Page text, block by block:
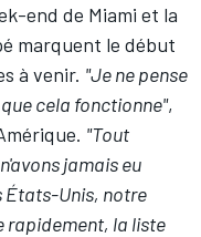
end de Miami et la
marquent le début
à venir. "Je ne pense
cela fonctionne",
"Tout
jamais eu
États-Unis, notre
rapidement, la liste